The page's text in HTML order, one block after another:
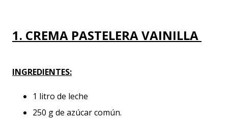
1. CREMA PASTELERA VAINILLA
INGREDIENTES:
1 litro de leche
250 g de azúcar común.